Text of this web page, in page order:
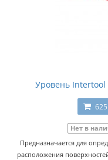
Уровень Intertool
Нет в
Предназначается для
расположения